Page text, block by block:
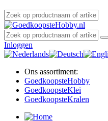
Inloggen
Ons assortiment:
GoedkoopsteHobby
GoedkoopsteKlei
GoedkoopsteKralen